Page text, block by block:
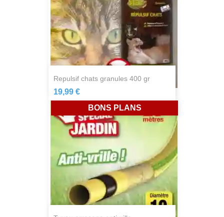
repulsif chats granules 400 gr
19,99 €
BONS PLANS